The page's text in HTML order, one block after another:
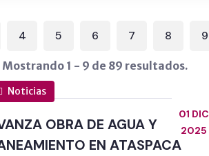
4 5 6 7 8 9
Mostrando 1 - 9 de 89 resultados.
01 DIC
2025
Noticias
OBRA DE AGUA Y
EN ATASPACA